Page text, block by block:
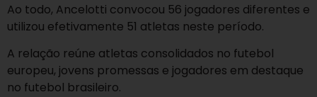
Ao todo, Ancelotti convocou 56 jogadores diferentes e
utilizou efetivamente 51 atletas neste período.
A relação reúne atletas consolidados no futebol
europeu, jovens promessas e jogadores em destaque
no futebol brasileiro.